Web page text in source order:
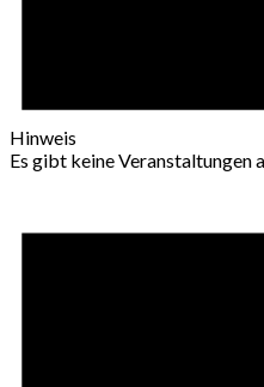
Hinweis
Es gibt keine Veranstaltungen